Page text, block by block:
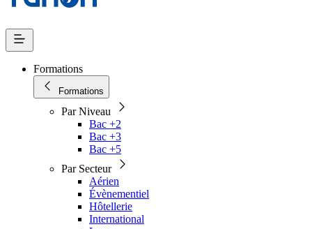
Formations
Formations
Par Niveau
Bac +2
Bac +3
Bac +5
Par Secteur
Aérien
Évènementiel
Hôtellerie
International